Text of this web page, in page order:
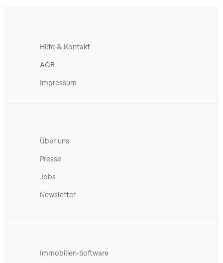
Hilfe & Kontakt
AGB
Impressum
Über uns
Presse
Jobs
Newsletter
Immobilien-Software